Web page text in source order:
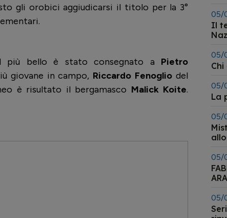
gli orobici aggiudicarsi il titolo per la 3°
più bello è stato consegnato a Pietro
giovane in campo, Riccardo Fenoglio del
è risultato il bergamasco Malick Koite.
05/
Il
05/
05/
La
05/
05/
05/